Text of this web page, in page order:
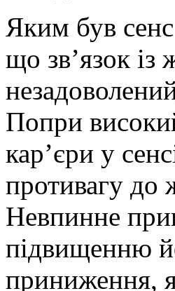
Яким був
що зв’язок
Попри
кар’єри у
противагу до
Невпинне
підвищенню
приниження,